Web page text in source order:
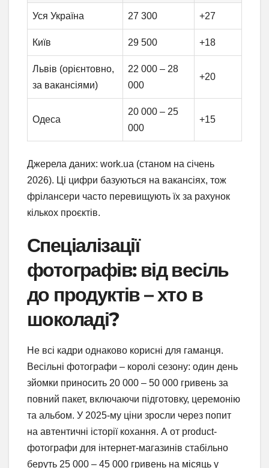
Уся Україна 27 300 +27
Київ 29 500 +18
Львів (орієнтовно,
за вакансіями)
22 000 – 28
000
+20
Одеса
20 000 – 25
000
+15
Джерела даних: work.ua (станом на січень
2026). Ці цифри базуються на вакансіях, тож
фрілансери часто перевищують їх за рахунок
кількох проєктів.
Спеціалізації
фотографів: від весіль
до продуктів – хто в
шоколаді?
Не всі кадри однаково корисні для гаманця.
Весільні фотографи – королі сезону: один день
зйомки приносить 20 000 – 50 000 гривень за
повний пакет, включаючи підготовку, церемонію
та альбом. У 2025-му ціни зросли через попит
на автентичні історії кохання. А от product-
фотографи для інтернет-магазинів стабільно
беруть 25 000 – 45 000 гривень на місяць у